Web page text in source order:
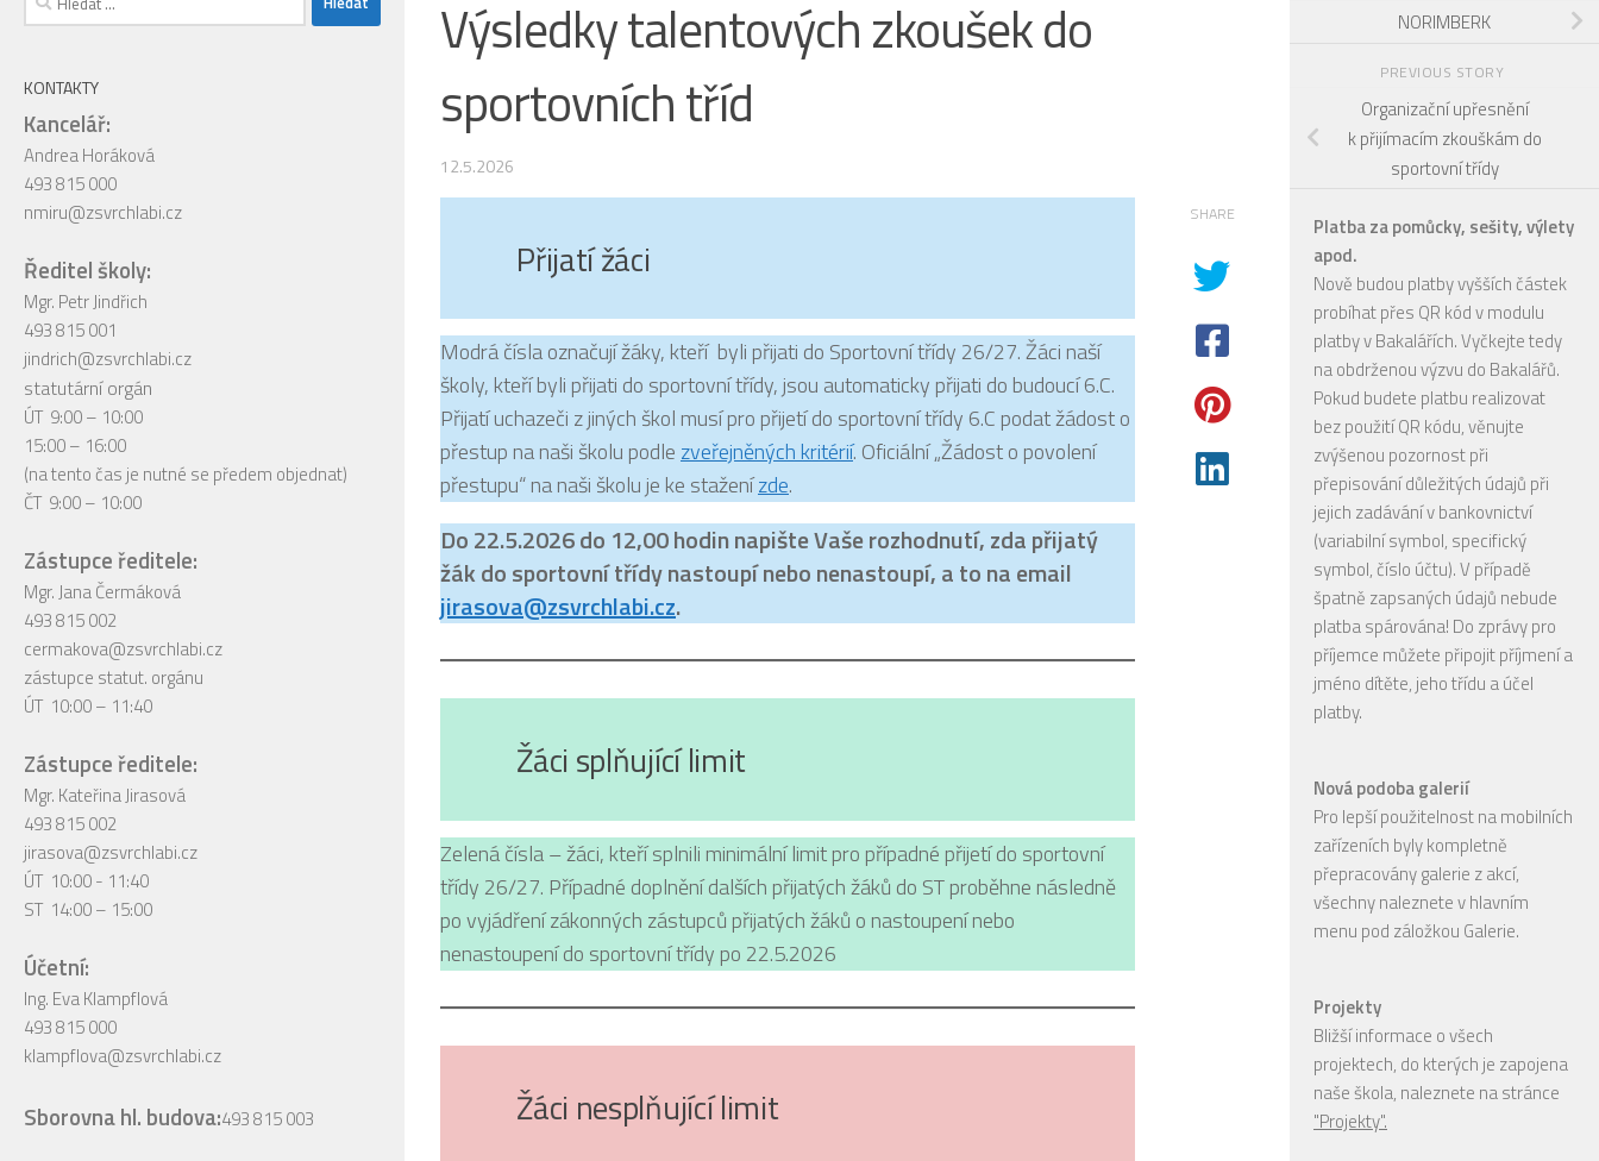
Výsledky talentových zkoušek do
sportovních tříd
12.5.2026
Přijatí žáci
Modrá čísla označují žáky, kteří byli přijati do Sportovní třídy 26/27.Žáci naší
školy, kteří byli přijati do sportovní třídy, jsou automaticky přijati do budoucí 6.C.
Přijatí uchazeči z jiných škol musí pro přijetí do sportovní třídy 6.C podat žádost o
přestup na naši školu podlezveřejněných kritérií. Oficiální „Žádost o povolení
přestupu“ na naši školu je ke staženízde.
Do 22.5.2026 do 12,00 hodin napište Vaše rozhodnutí, zda přijatý
žák do sportovní třídy nastoupí nebo nenastoupí, a to na email
jirasova@zsvrchlabi.cz.
Žáci splňující limit
Zelená čísla – žáci, kteří splnili minimální limit pro případné přijetí do sportovní
třídy 26/27. Případné doplnění dalších přijatých žáků do ST proběhne následně
po vyjádření zákonných zástupců přijatých žáků o nastoupení nebo
nenastoupení do sportovní třídy po 22.5.2026
Žáci nesplňující limit
SHARE
KONTAKTY
Kancelář:
Andrea Horáková
493 815 000
nmiru@zsvrchlabi.cz
Ředitel školy:
Mgr. Petr Jindřich
493 815 001
jindrich@zsvrchlabi.cz
statutární orgán
ÚT 9:00 – 10:00
15:00 – 16:00
(na tento čas je nutné se předem objednat)
ČT 9:00 – 10:00
Zástupce ředitele:
Mgr. Jana Čermáková
493 815 002
cermakova@zsvrchlabi.cz
zástupce statut. orgánu
ÚT 10:00 – 11:40
Zástupce ředitele:
Mgr. Kateřina Jirasová
493 815 002
jirasova@zsvrchlabi.cz
ÚT 10:00 - 11:40
ST 14:00 – 15:00
Účetní:
Ing. Eva Klampflová
493 815 000
klampflova@zsvrchlabi.cz
Sborovna hl. budova:493 815 003
NORIMBERK
PREVIOUS STORY
Organizační upřesnění
k přijímacím zkouškám do
sportovní třídy
Platba za pomůcky, sešity, výlety
apod.
Nově budou platby vyšších částek
probíhat přes QR kód v modulu
platby v Bakalářích. Vyčkejte tedy
na obdrženou výzvu do Bakalářů.
Pokud budete platbu realizovat
bez použití QR kódu, věnujte
zvýšenou pozornost při
přepisování důležitých údajů při
jejich zadávání v bankovnictví
(variabilní symbol, specifický
symbol, číslo účtu). V případě
špatně zapsaných údajů nebude
platba spárována! Do zprávy pro
příjemce můžete připojit příjmení a
jméno dítěte, jeho třídu a účel
platby.
Nová podoba galerií
Pro lepší použitelnost na mobilních
zařízeních byly kompletně
přepracovány galerie z akcí,
všechny naleznete v hlavním
menu pod záložkou Galerie.
Projekty
Bližší informace o všech
projektech, do kterých je zapojena
naše škola, naleznete na stránce
"Projekty".